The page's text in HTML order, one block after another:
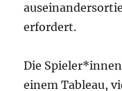
erfordert.
Die
einem Tableau,